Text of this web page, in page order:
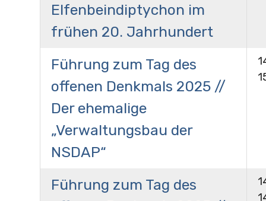
Elfenbeindiptychon im
frühen 20. Jahrhundert
Führung zum Tag des
offenen Denkmals 2025 //
Der ehemalige
„Verwaltungsbau der
NSDAP“
Führung zum Tag des